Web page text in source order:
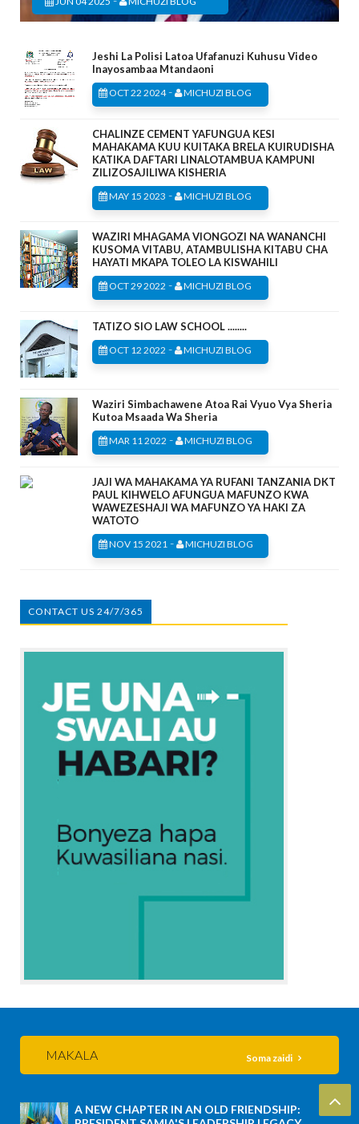
Jeshi La Polisi Latoa Ufafanuzi Kuhusu Video
Inayosambaa Mtandaoni
OCT 22 2024- MICHUZI BLOG
CHALINZE CEMENT YAFUNGUA KESI
MAHAKAMA KUU KUITAKA BRELA KUIRUDISHA
KATIKA DAFTARI LINALOTAMBUA KAMPUNI
ZILIZOSAJILIWA KISHERIA
MAY 15 2023 - MICHUZI BLOG
WAZIRI MHAGAMA VIONGOZI NA WANANCHI
KUSOMA VITABU, ATAMBULISHA KITABU CHA
HAYATI MKAPA TOLEO LA KISWAHILI
OCT 29 2022 - MICHUZI BLOG
TATIZO SIO LAW SCHOOL ........
OCT 12 2022 - MICHUZI BLOG
Waziri Simbachawene Atoa Rai Vyuo Vya Sheria
Kutoa Msaada Wa Sheria
MAR 11 2022 - MICHUZI BLOG
JAJI WA MAHAKAMA YA RUFANI TANZANIA DKT
PAUL KIHWELO AFUNGUA MAFUNZO KWA
WAWEZESHAJI WA MAFUNZO YA HAKI ZA
WATOTO
NOV 15 2021 - MICHUZI BLOG
CONTACT US 24/7/365
MAKALA Soma zaidi
A NEW CHAPTER IN AN OLD FRIENDSHIP: